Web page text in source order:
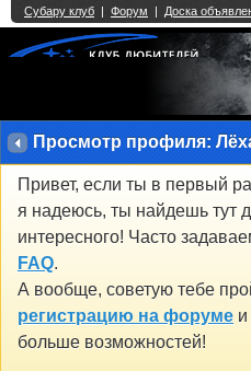
Просмотр профиля:
Привет, если ты в первый
я надеюсь, ты найдешь тут
интересного! Часто
FAQ.
А вообще, советую тебе
регистрацию на форуме и
больше возможностей!
Single Sign On
2 3 4 5 6 7 8 9 10 11 12 13 14 15
33 34